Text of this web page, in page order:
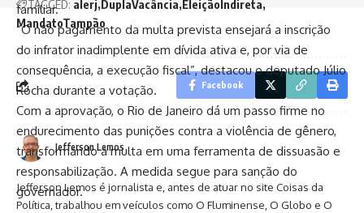
TAGGED: alerj DuplaVacância EleiçãoIndireta
MandatoTampão
Facebook
Jefferson Lemos
Jefferson Lemos é jornalista e, antes de atuar no site Coisas da
Política, trabalhou em veículos como O Fluminense, O Globo e O
familiar.
“O não pagamento da multa prevista ensejará a inscrição
do infrator inadimplente em dívida ativa e, por via de
consequência, a execução fiscal”, destacou o deputado Júlio
Rocha durante a votação.
Com a aprovação, o Rio de Janeiro dá um passo firme no
endurecimento das punições contra a violência de gênero,
transformando a multa em uma ferramenta de dissuasão e
responsabilização. A medida segue para sanção do
governador.